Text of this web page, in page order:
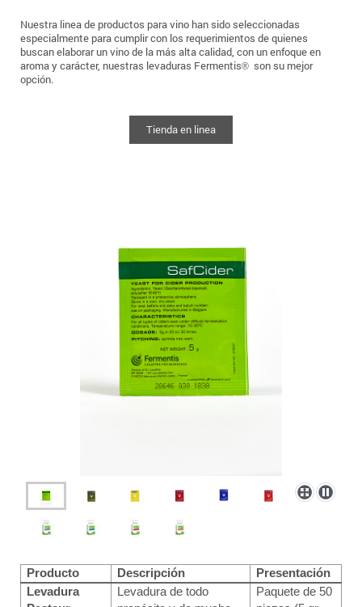
Nuestra linea de productos para vino han sido seleccionadas
especialmente para cumplir con los requerimientos de quienes
buscan elaborar un vino de la más alta calidad, con un enfoque en
aroma y carácter, nuestras levaduras Fermentis® son su mejor
opción.
Tienda en linea
Producto Descripción
Presentación
Levadura
Levadura de todo
Paquete de 50